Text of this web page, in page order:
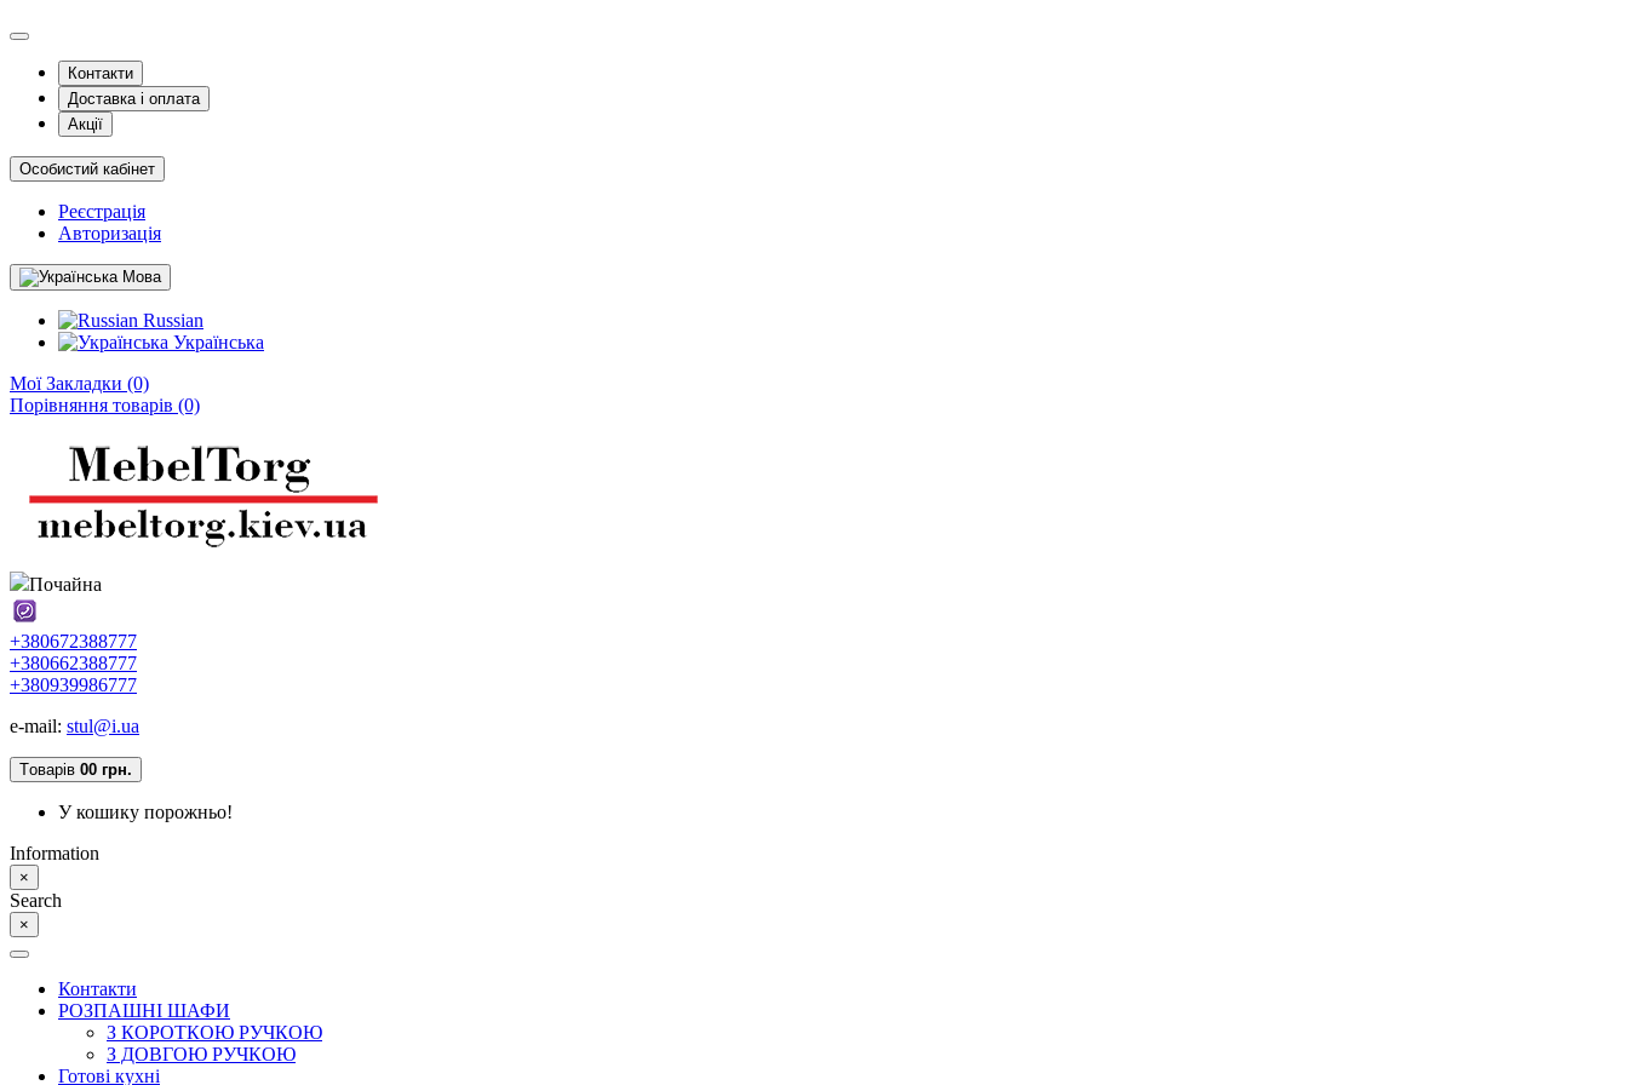
Контакти
Доставка і оплата
Акції
Особистий кабінет
Реєстрація
Авторизація
Мова
Russian
Українська
Мої Закладки (0)
Порівняння товарів (0)
Почайна
+380672388777
+380662388777
+380939986777
e-mail: stul@i.ua
Tоварів 00 грн.
У кошику порожньо!
Information
×
Search
×
Контакти
РОЗПАШНІ ШАФИ
З КОРОТКОЮ РУЧКОЮ
З ДОВГОЮ РУЧКОЮ
Готові кухні